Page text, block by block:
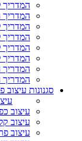
המדריך
המדריך
המדריך
המדריך
המדריך
המדריך
המדריך
המדריך
סגנונות עיצוב
עיצוב
עיצוב
עיצוב